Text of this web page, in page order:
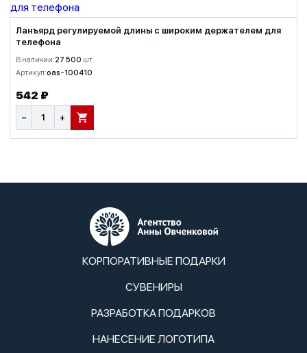
Ланъярд регулируемой длины с широким держателем для
телефона
В наличии:27 500 шт.
Артикул:oas-100410
542 ₽
− + В КОРЗИНУ
КОРПОРАТИВНЫЕ ПОДАРКИ
СУВЕНИРЫ
РАЗРАБОТКА ПОДАРКОВ
НАНЕСЕНИЕ ЛОГОТИПА